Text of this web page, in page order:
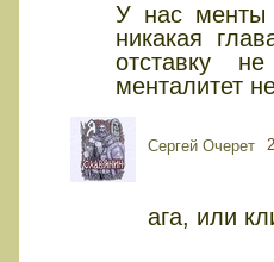
У нас менты
никакая
отставку
менталитет
Сергей Очерет
ага, или